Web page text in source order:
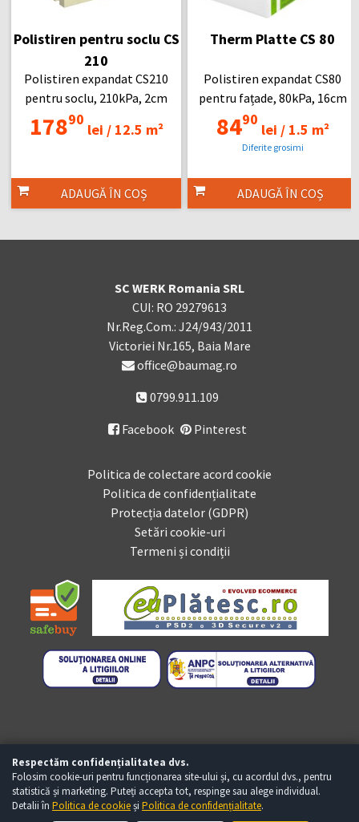
Polistiren pentru soclu CS
210
Polistiren expandat CS210
pentru soclu, 210kPa, 2cm
17890
lei /12.5 m²
ADAUGĂ ÎN COȘ
Therm Platte CS 80
Polistiren expandat CS80
pentru fațade, 80kPa, 16cm
8490
lei /1.5 m²
Diferite grosimi
ADAUGĂ ÎN COȘ
SC WERK Romania SRL
CUI: RO 29279613
Nr.Reg.Com.: J24/943/2011
Victoriei Nr.165, Baia Mare
office@baumag.ro
0799.911.109
 Facebook Pinterest
Politica de colectare acord cookie
Politica de confidențialitate
Protecția datelor (GDPR)
Setări cookie-uri
Termeni și condiții
Respectăm confidențialitatea dvs.
Folosim cookie-uri pentru funcționarea site-ului și, cu acordul dvs., pentru
statistică și marketing. Puteți accepta tot, respinge sau alege individual.
Detalii în Politica de cookieși Politica de confidențialitate.